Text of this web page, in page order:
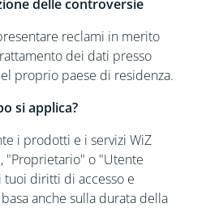
delle controversie
reclami in merito
dei dati presso
proprio paese di residenza.
si applica?
i prodotti e i servizi WiZ
"Proprietario" o "Utente
tuoi diritti di accesso e
anche sulla durata della